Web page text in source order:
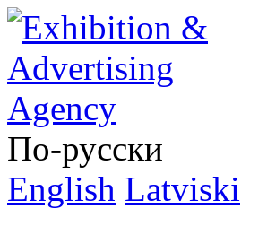
По-русски
English Latviski